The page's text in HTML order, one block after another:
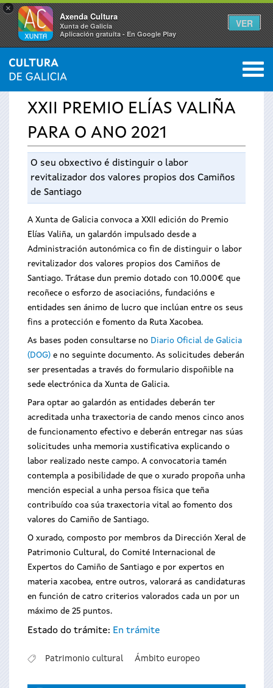
×
Axenda Cultura
Xunta de Galicia
Aplicación gratuíta - En Google Play
VER
Vostede
aquí
INICIO › SERVIZOS 0
XXII PREMIO ELÍAS VALIÑA
PARA O ANO 2021
O seu obxectivo é distinguir o labor
revitalizador dos valores propios dos Camiños
de Santiago
A Xunta de Galicia convoca a XXII edición do Premio
Elías Valiña, un galardón impulsado desde a
Administración autonómica co fin de distinguir o labor
revitalizador dos valores propios dos Camiños de
Santiago. Trátase dun premio dotado con 10.000€ que
recoñece o esforzo de asociacións, fundacións e
entidades sen ánimo de lucro que inclúan entre os seus
fins a protección e fomento da Ruta Xacobea.
As bases poden consultarse no Diario Oficial de Galicia
(DOG) e no seguinte documento. As solicitudes deberán
ser presentadas a través do formulario dispoñible na
sede electrónica da Xunta de Galicia.
Para optar ao galardón as entidades deberán ter
acreditada unha traxectoria de cando menos cinco anos
de funcionamento efectivo e deberán entregar nas súas
solicitudes unha memoria xustificativa explicando o
labor realizado neste campo. A convocatoria tamén
contempla a posibilidade de que o xurado propoña unha
mención especial a unha persoa física que teña
contribuído coa súa traxectoria vital ao fomento dos
valores do Camiño de Santiago.
O xurado, composto por membros da Dirección Xeral de
Patrimonio Cultural, do Comité Internacional de
Expertos do Camiño de Santiago e por expertos en
materia xacobea, entre outros, valorará as candidaturas
en función de catro criterios valorados cada un por un
máximo de 25 puntos.
Estado do trámite: En trámite
Patrimonio cultural Ámbito europeo